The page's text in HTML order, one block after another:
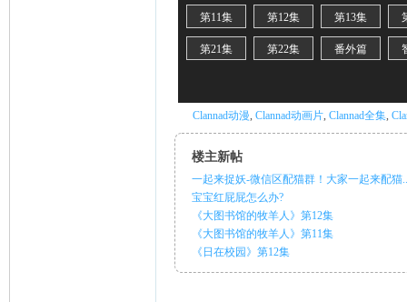
Clannad动漫, Clannad动画片, Clannad全集,
楼主新帖
一起来捉妖-微信区配猫群！大家一起来配猫
宝宝红屁屁怎么办?
《大图书馆的牧羊人》第12集
《大图书馆的牧羊人》第11集
《日在校园》第12集